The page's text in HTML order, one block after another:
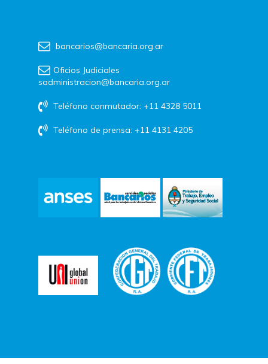
bancarios@bancaria.org.ar
Oficios Judiciales
sadministracion@bancaria.org.ar
Teléfono conmutador: +11 4328 5011
Teléfono de prensa: +11 4131 4205